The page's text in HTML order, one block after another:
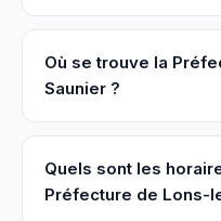
Où se trouve la
Saunier ?
Quels sont les
Préfecture de Lons-